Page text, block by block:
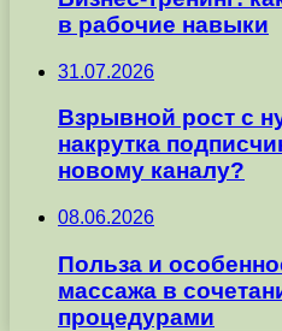
в рабочие навыки
31.07.2026
Взрывной рост с
накрутка
новому каналу?
08.06.2026
Польза и
массажа в
процедурами